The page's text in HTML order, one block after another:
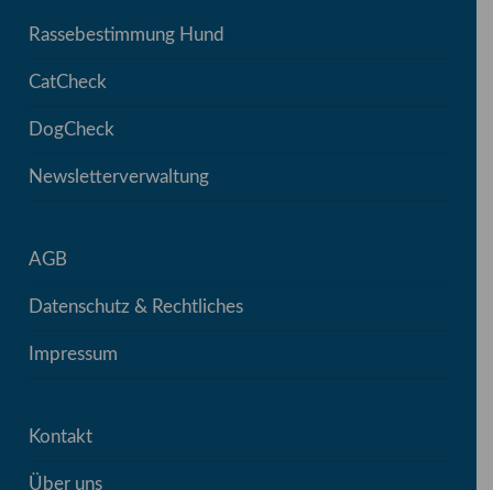
Rassebestimmung Hund
CatCheck
DogCheck
Newsletterverwaltung
AGB
Datenschutz & Rechtliches
Impressum
Kontakt
Über uns